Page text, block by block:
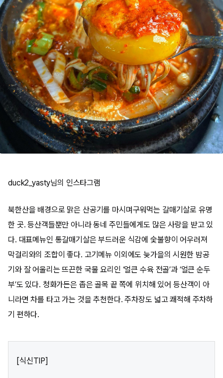
duck2_yasty님의 인스타그램
북한산을 배경으로 맑은 산공기를 마시며구워먹는 갈매기살로 유명
한 곳. 등산객들뿐만 아니라 동네 주민들에게도 많은 사랑을 받고 있
다. 대표메뉴인 통갈매기살은 부드러운 식감에 숯불향이 어우러져
막걸리와의 조합이 좋다. 고기메뉴 이외에도 늦가을의 시원한 밤공
기와 잘 어울리는 뜨끈한 국물 요리인 ‘얼큰 수육 전골’과 ‘얼큰 순두
부’도 있다. 청화가든은 좁은 골목 끝 쪽에 위치해 있어 등산객이 아
니라면 차를 타고 가는 것을 추천한다. 주차장도 넓고 쾌적해 주차하
기 편하다.
[식신TIP]